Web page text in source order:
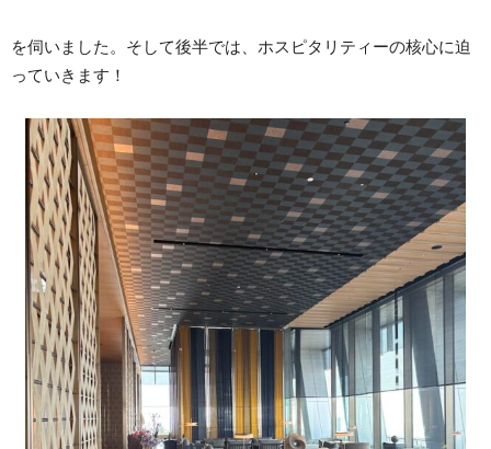
を伺いました。そして後半では、ホスピタリティーの核心に迫
っていきます！